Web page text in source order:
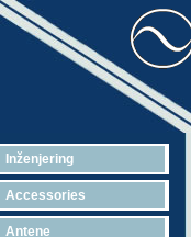
Inženjering
Accessories
Antene